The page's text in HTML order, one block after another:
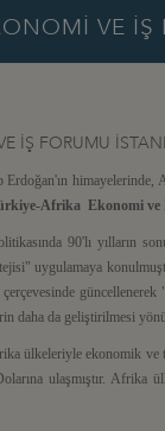
VE
İŞ FORUMU
Erdoğan'ın
Afrika Ekonomi ve
90'lı yılların
uygulamaya
daha da geliştirilmesi
ülkeleriyle ekonomik ve
ulaşmıştır. Afrika